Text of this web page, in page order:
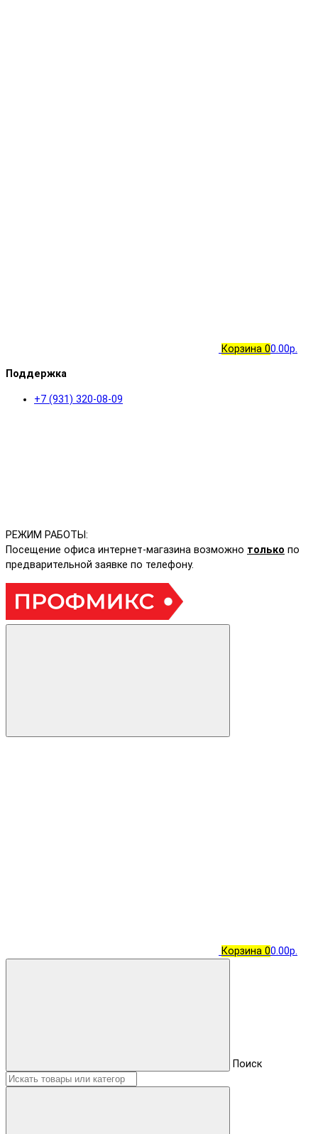
Корзина 00.00р.
Поддержка
+7 (931) 320-08-09
РЕЖИМ РАБОТЫ:
Посещение офиса интернет-магазина возможно только по
предварительной заявке по телефону.
Корзина 00.00р.
Поиск